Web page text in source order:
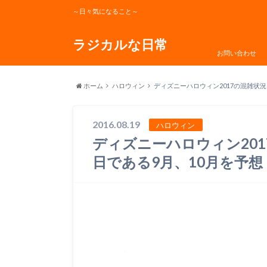
ラジカルな日常
～日々気になること～
お問い合わせ
ホーム ハロウィン ディズニーハロウィン2017の混雑状
2016.08.19 ハロウィン
ディズニーハロウィン
日である9月、10月を予想